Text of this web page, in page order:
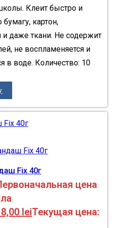
Клеит быстро и
картон,
и даже ткани. Не содержит
не воспламеняется и
в воде. Количество: 10
Fix 40г
цена
leiТекущая цена: